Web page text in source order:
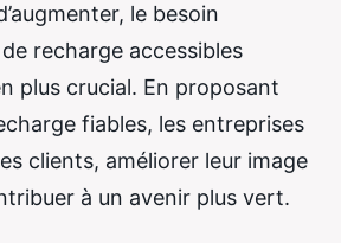
le besoin
recharge accessibles
plus crucial. En proposant
fiables, les entreprises
clients, améliorer leur image
à un avenir plus vert.